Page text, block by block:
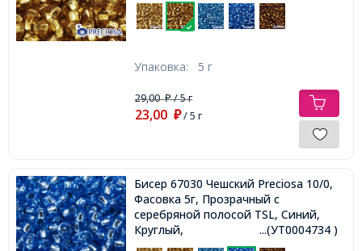
Упаковка: 5 г
29,00₽/ 5 г
23,00 ₽/ 5 г
Бисер 67030 Чешский Preciosa 10/0,
Фасовка 5г, Прозрачный с
серебряной полосой TSL, Синий,
Круглый,
...(УТ0004734 )